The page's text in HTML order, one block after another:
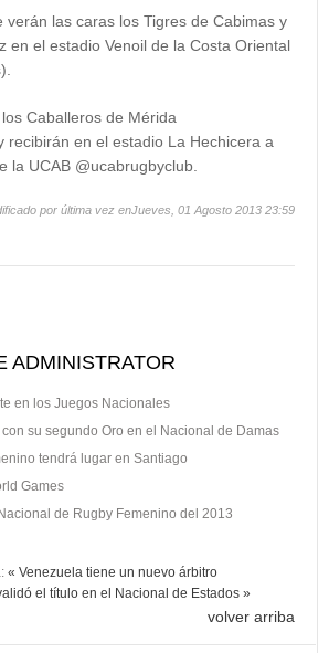
verán las caras los Tigres de Cabimas y
en el estadio Venoil de la Costa Oriental
Caballeros de Mérida
recibirán en el estadio La Hechicera a
la UCAB @ucabrugbyclub.
por última vez enJueves, 01 Agosto 2013 23:59
ADMINISTRATOR
en los Juegos Nacionales
su segundo Oro en el Nacional de Damas
tendrá lugar en Santiago
Games
de Rugby Femenino del 2013
« Venezuela tiene un nuevo árbitro
el título en el Nacional de Estados »
volver arriba